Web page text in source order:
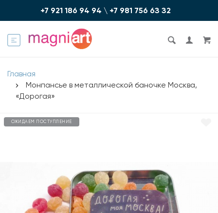
+7 921 186 94 94 \ +7 981 756 6З З2
Главная
Монпансье в металлической баночке Москва,
«Дорогая»
ОЖИДАЕМ ПОСТУПЛЕНИЕ